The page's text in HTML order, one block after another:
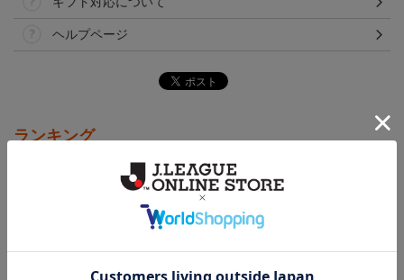
ヘルプページ
ランキング